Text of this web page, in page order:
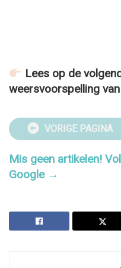
Lees op de
weersvoorspelling
VORIGE PAGINA
Mis geen artikelen!
Google →